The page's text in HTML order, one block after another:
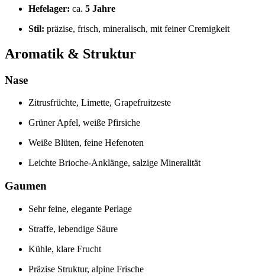
Hefelager: ca. 5 Jahre
Stil: präzise, frisch, mineralisch, mit feiner Cremigkeit
Aromatik & Struktur
Nase
Zitrusfrüchte, Limette, Grapefruitzeste
Grüner Apfel, weiße Pfirsiche
Weiße Blüten, feine Hefenoten
Leichte Brioche‑Anklänge, salzige Mineralität
Gaumen
Sehr feine, elegante Perlage
Straffe, lebendige Säure
Kühle, klare Frucht
Präzise Struktur, alpine Frische